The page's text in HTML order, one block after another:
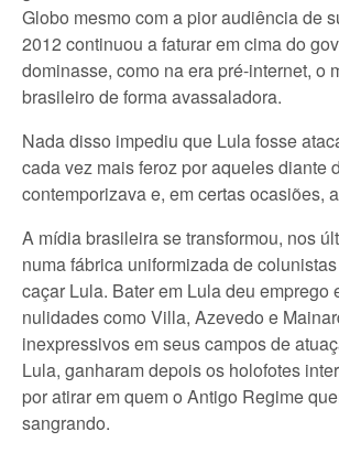
Globo mesmo com a pior audiência de
2012 continuou a faturar em cima do
dominasse, como na era pré-internet, o
brasileiro de forma avassaladora.
Nada disso impediu que Lula fosse
cada vez mais feroz por aqueles diante
contemporizava e, em certas ocasiões,
A mídia brasileira se transformou, nos
numa fábrica uniformizada de
caçar Lula. Bater em Lula deu emprego
nulidades como Villa, Azevedo e
inexpressivos em seus campos de
Lula, ganharam depois os holofotes
por atirar em quem o Antigo Regime
sangrando.